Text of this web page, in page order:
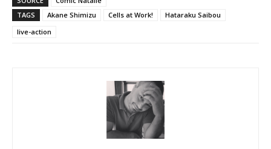
TAGS
Akane Shimizu Cells at Work!
Hataraku Saibou
live-action